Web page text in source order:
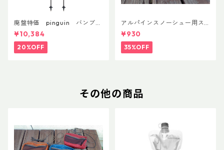
廃盤特価 pinguin バンブー
FLフォーム(ペア)
¥10,384
20%OFF
アルパインスノーシュー用ス
トラップキャッチ(ペア)
¥930
35%OFF
その他の商品